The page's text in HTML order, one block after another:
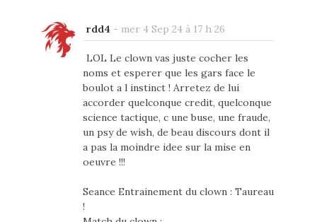
rdd4 - mer 4 Sep 24 à 17 h 26
LOL Le clown vas juste cocher les
noms et esperer que les gars face le
boulot a l instinct ! Arretez de lui
accorder quelconque credit, quelconque
science tactique, c une buse, une fraude,
un psy de wish, de beau discours dont il
a pas la moindre idee sur la mise en
oeuvre !!!
Seance Entrainement du clown : Taureau
!